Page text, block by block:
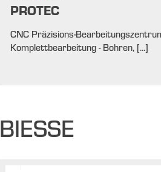
PROTEC
CNC Präzisions-
Komplettbearbeitung - Bohren, [...]
BIESSE